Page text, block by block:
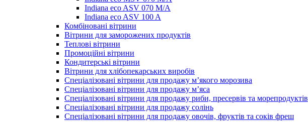
Indiana eco ASV 070 M/A
Indiana eco ASV 100 A
Комбіновані вітрини
Вітрини для заморожених продуктів
Теплові вітрини
Промоційні вітрини
Кондитерські вітрини
Вітрини для хлібопекарських виробів
Спеціалізовані вітрини для продажу м’якого морозива
Спеціалізовані вітрини для продажу м’яса
Спеціалізовані вітрини для продажу риби, пресервів та морепродуктів
Спеціалізовані вітрини для продажу солінь
Спеціалізовані вітрини для продажу овочів, фруктів та соків фреш